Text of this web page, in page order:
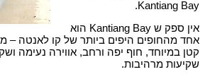
Kantiang Bay.
אין ספק ש Kantiang Bay הוא
אחד מהחופים היפים ביותר של קו לאנטה –
קטן במיוחד, חוף יפה ורחב, אווירה נעימה
שקיעות מרהיבות.